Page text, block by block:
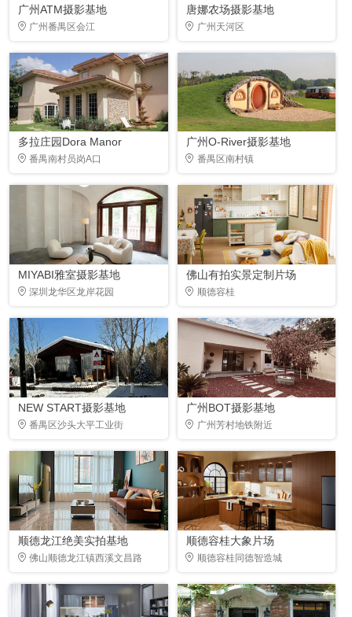
广州ATM摄影基地
广州番禺区会江
唐娜农场摄影基地
广州天河区
多拉庄园Dora Manor
番禺南村员岗A口
广州O-River摄影基地
番禺区南村镇
MIYABI雅室摄影基地
深圳龙华区龙岸花园
佛山有拍实景定制片场
顺德容桂
NEW START摄影基地
番禺区沙头大平工业街
广州BOT摄影基地
广州芳村地铁附近
顺德龙江绝美实拍基地
佛山顺德龙江镇西溪文昌路
顺德容桂大象片场
顺德容桂同德智造城